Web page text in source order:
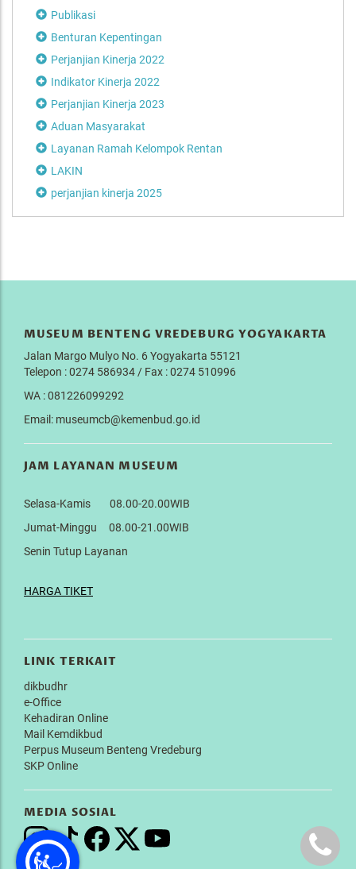
Publikasi
Benturan Kepentingan
Perjanjian Kinerja 2022
Indikator Kinerja 2022
Perjanjian Kinerja 2023
Aduan Masyarakat
Layanan Ramah Kelompok Rentan
LAKIN
perjanjian kinerja 2025
MUSEUM BENTENG VREDEBURG YOGYAKARTA
Jalan Margo Mulyo No. 6 Yogyakarta 55121
Telepon : 0274 586934 / Fax : 0274 510996
WA : 081226099292
Email: museumcb@kemenbud.go.id
JAM LAYANAN MUSEUM
Selasa-Kamis 08.00-20.00WIB
Jumat-Minggu 08.00-21.00WIB
Senin Tutup Layanan
HARGA TIKET
LINK TERKAIT
dikbudhr
e-Office
Kehadiran Online
Mail Kemdikbud
Perpus Museum Benteng Vredeburg
SKP Online
MEDIA SOSIAL